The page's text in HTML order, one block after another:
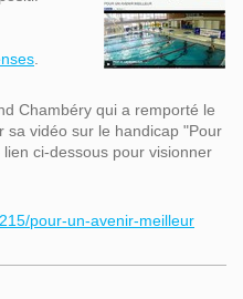
Chambéry qui a remporté le
sa vidéo sur le handicap "Pour
ci-dessous pour visionner
pour-un-avenir-meilleur